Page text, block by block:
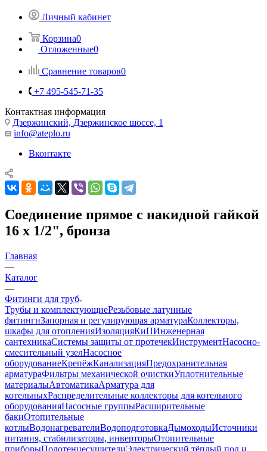
Личный кабинет
Корзина0
Отложенные0
Сравнение товаров0
+7 495-545-71-35
Контактная информация
Дзержинский, Дзержинское шоссе, 1
info@ateplo.ru
Вконтакте
Соединение прямое с накидной гайкой
16 х 1/2", бронза
Главная
—
Каталог
—
Фитинги для труб
Трубы и комплектующиеРезьбовые латунные
фитингиЗапорная и регулирующая арматураКоллекторы,
шкафы для отопленияИзоляцияКиПИнженерная
сантехникаСистемы защиты от протечекИнструментНасосно-
смесительный узелНасосное
оборудованиеКрепёжКанализацияПредохранительная
арматураФильтры механической очисткиУплотнительные
материалыАвтоматикаАрматура для
котельныхРаспределительные коллекторы для котельного
оборудованияНасосные группыРасширительные
бакиОтопительные
котлыВодонагревателиВодоподготовкаДымоходыИсточники
питания, стабилизаторы, инверторыОтопительные
приборыПолотенцесушителиЭлектрический тёплый пол и